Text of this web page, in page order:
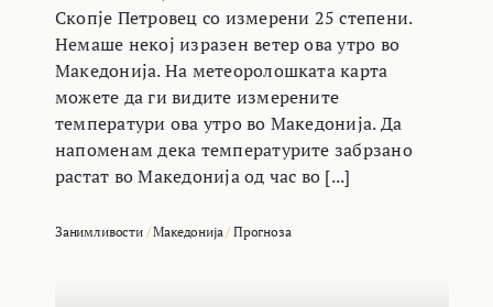
Скопје Петровец со измерени 25 степени.
Немаше некој изразен ветер ова утро во
Македонија. На метеоролошката карта
можете да ги видите измерените
температури ова утро во Македонија. Да
напоменам дека температурите забрзано
растат во Македонија од час во [...]
Занимливости/Македонија/Прогноза